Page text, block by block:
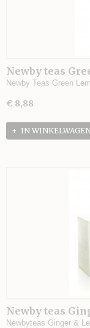
Newby teas
Newby Teas Green
€ 8,88
IN
Newby teas
Newbyteas Ginger &